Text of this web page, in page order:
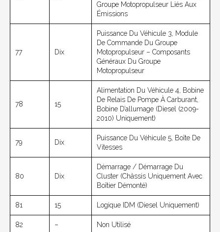
Groupe Motopropulseur Liés Aux
Émissions
77 Dix
Puissance Du Véhicule 3, Module
De Commande Du Groupe
Motopropulseur – Composants
Généraux Du Groupe
Motopropulseur
78 15
Alimentation Du Véhicule 4, Bobine
De Relais De Pompe À Carburant,
Bobine D’allumage (Diesel (2009-
2010) Uniquement)
79 Dix
Puissance Du Véhicule 5, Boîte De
Vitesses
80 Dix
Démarrage / Démarrage Du
Cluster (châssis Uniquement Avec
Boîtier Démonté)
81 15 Logique IDM (diesel Uniquement)
82 – Non Utilisé